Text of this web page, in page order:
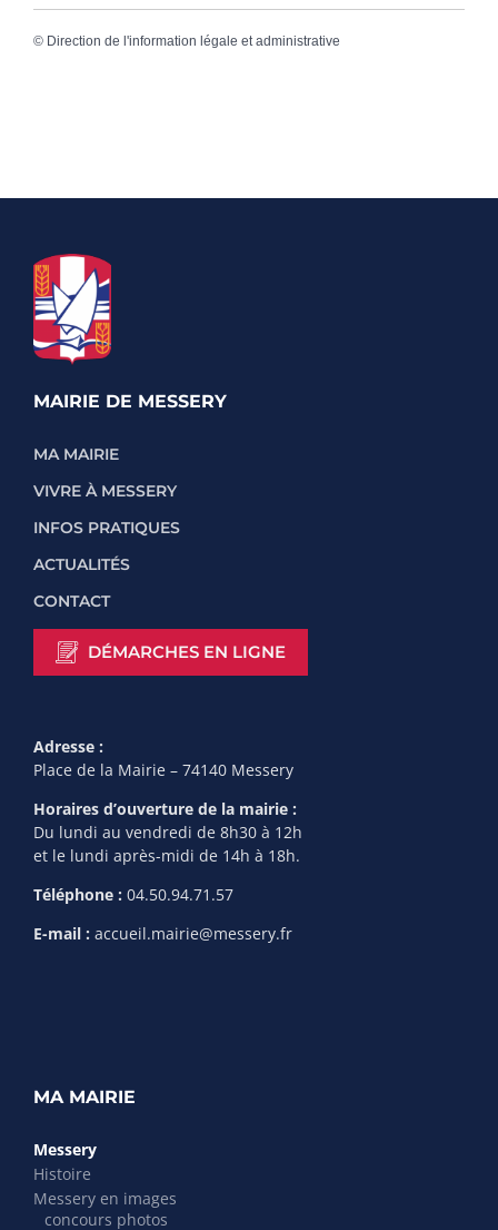
© Direction de l'information légale et administrative
MAIRIE DE MESSERY
MA MAIRIE
VIVRE À MESSERY
INFOS PRATIQUES
ACTUALITÉS
CONTACT
DÉMARCHES EN LIGNE
Adresse :
Place de la Mairie – 74140 Messery
Horaires d’ouverture de la mairie :
Du lundi au vendredi de 8h30 à 12h
et le lundi après-midi de 14h à 18h.
Téléphone : 04.50.94.71.57
E-mail : accueil.mairie@messery.fr
MA MAIRIE
Messery
Histoire
Messery en images
concours photos